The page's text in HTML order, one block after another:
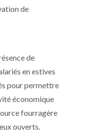
de
de
en estives
pour permettre
économique
fourragère
ouverts.